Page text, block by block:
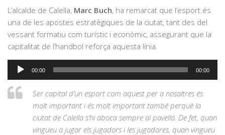
L’alcalde de Calella, Marc Buch, ha remarcat que l’esport és
una de les apostes estratègiques de la ciutat, tant des del
vessant formatiu com turístic i econòmic, assegurant que la
capitalitat de l’handbol reforça aquesta línia.
Reproductor
00:00 00:00
Ser capital d’un esport com aquest per a nosaltres és
molt important i és molt important també perquè la
ciutat de Calella s’hi aboca sempre al pavelló. De fet, quan
vingueu a jugar els jugadors i les jugadores, quan vingueu